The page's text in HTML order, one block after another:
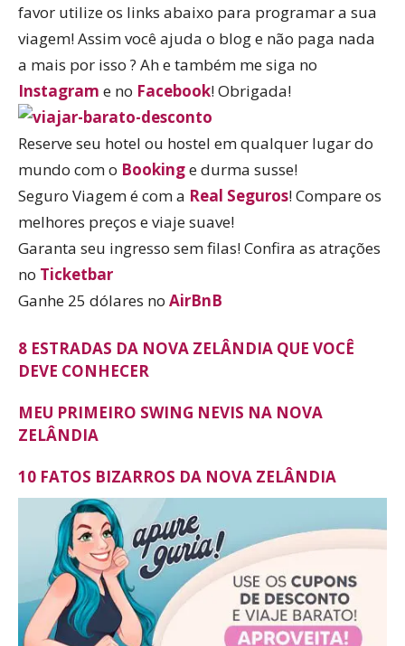
favor utilize os links abaixo para programar a sua
viagem! Assim você ajuda o blog e não paga nada
a mais por isso ? Ah e também me siga no
Instagram e no Facebook! Obrigada!
Reserve seu hotel ou hostel em qualquer lugar do
mundo com o Bookinge durma susse!
Seguro Viagem é com a Real Seguros! Compare os
melhores preços e viaje suave!
Garanta seu ingresso sem filas! Confira as atrações
no Ticketbar
Ganhe 25 dólares no AirBnB
8 ESTRADAS DA NOVA ZELÂNDIA QUE VOCÊ
DEVE CONHECER
MEU PRIMEIRO SWING NEVIS NA NOVA
ZELÂNDIA
10 FATOS BIZARROS DA NOVA ZELÂNDIA